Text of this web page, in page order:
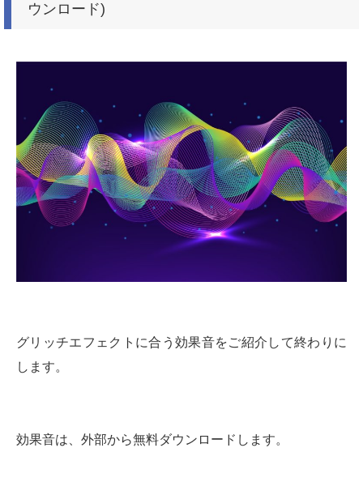
ウンロード)
グリッチエフェクトに合う効果音をご紹介して終わりに
します。
効果音は、外部から無料ダウンロードします。